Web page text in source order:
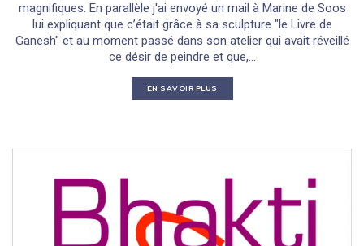
magnifiques. En parallèle j'ai envoyé un mail à Marine de Soos
lui expliquant que c’était grâce à sa sculpture "le Livre de
Ganesh" et au moment passé dans son atelier qui avait réveillé
ce désir de peindre et que,...
EN SAVOIR PLUS